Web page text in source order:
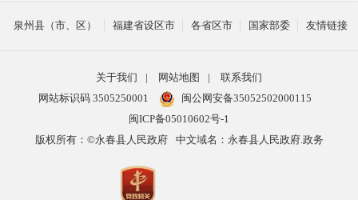
泉州县（市、区） 福建省设区市 各省区市 国家部委 友情链接
关于我们 | 网站地图 |
联系我们
网站标识码 3505250001
闽公网安备35052502000115
闽ICP备05010602号-1
版权所有：©永春县人民政府
中文域名：永春县人民政府.政务